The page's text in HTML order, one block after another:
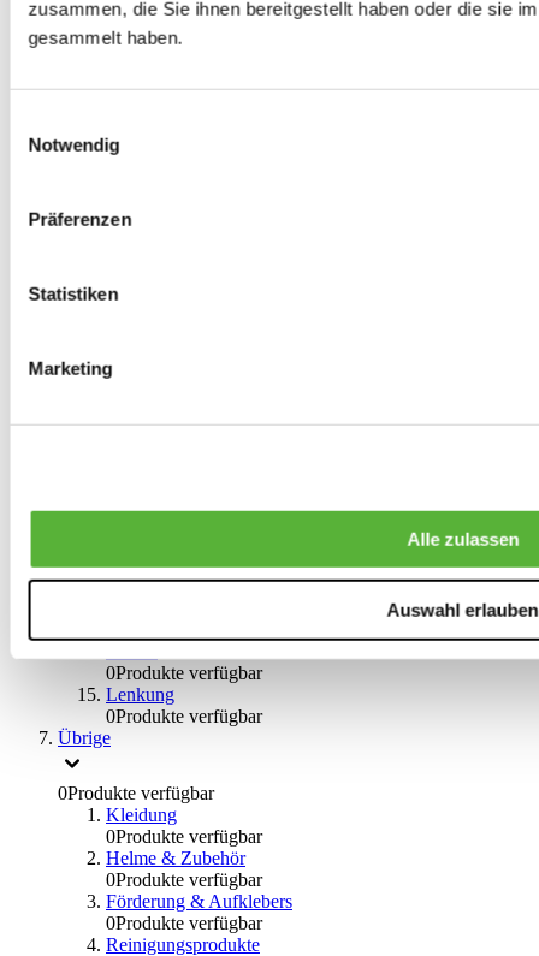
zusammen, die Sie ihnen bereitgestellt haben oder die sie
gesammelt haben.
Notwendig
Präferenzen
Statistiken
Marketing
Alle zulassen
Auswahl erlauben
Radmuttern
0Produkte verfügbar
Bremsen
Handbremsen
0Produkte verfügbar
0Produkte verfügbar
Lenkung
0Produkte verfügbar
Übrige
0Produkte verfügbar
Kleidung
0Produkte verfügbar
Helme & Zubehör
0Produkte verfügbar
Förderung & Aufklebers
0Produkte verfügbar
Reinigungsprodukte